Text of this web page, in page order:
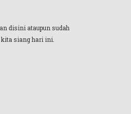
disini ataupun sudah
siang hari ini.